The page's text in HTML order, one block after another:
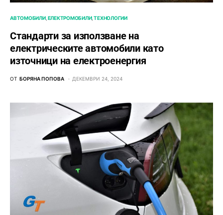
АВТОМОБИЛИ ЕЛЕКТРОМОБИЛИ ТЕХНОЛОГИИ
Стандарти за използване на
електрическите автомобили като
източници на електроенергия
ОТ БОРЯНА ПОПОВА ДЕКЕМВРИ 24, 2024